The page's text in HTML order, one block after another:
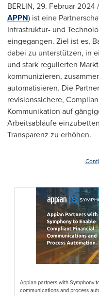
BERLIN, 29. Februar 2024
APPN) ist eine
Infrastruktur- und
eingegangen. Ziel ist es,
dabei zu unterstützen, in
und stark regulierten
kommunizieren,
automatisieren. Die
revisionssichere,
Kommunikation auf
Arbeitsabläufe
Transparenz zu erhöhen.
Appian partners with Symphony
communications and process